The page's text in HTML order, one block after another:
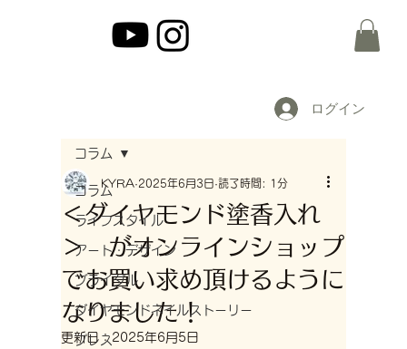
ログイン
コラム
ライフスタイル
アート・デザイン
ブライダル
ダイヤモンドネイルストーリー
プレス
コラム
＜ダイヤモンド塗香入れ
＞ がオンラインショップ
でお買い求め頂けるように
なりました！
KYRA 2025年6月3日 読了時間: 1分
更新日： 2025年6月5日